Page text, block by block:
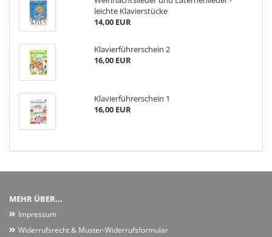
leichte Klavierstücke
14,00 EUR
Klavierführerschein 2
16,00 EUR
Klavierführerschein 1
16,00 EUR
MEHR ÜBER...
Impressum
Widerrufsrecht & Muster-Widerrufsformular